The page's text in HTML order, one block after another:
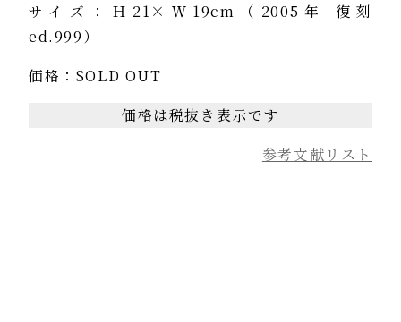
サイズ：Ｈ21×Ｗ19cm（2005年 復刻
ed.999）
価格：SOLD OUT
価格は税抜き表示です
参考文献リスト